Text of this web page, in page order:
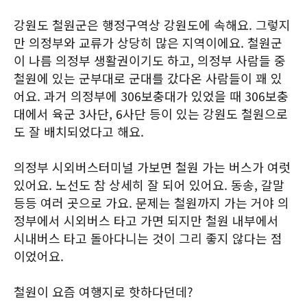
강원도 철원군은 행정구역상 강원도에 속해요. 그렇지
만 의정부와 교류가 상당히 많은 지역이에요. 철원군
이 나름 의정부 생활권이기도 하고, 의정부 사람들 중
철원에 있는 군부대로 군대를 갔다온 사람들이 꽤 있
어요. 과거 의정부에 306보충대가 있었을 때 306보충
대에서 육군 3사단, 6사단 등이 있는 강원도 철원으로
도 잘 배치되었다고 해요.
의정부 시외버스터미널 가보면 철원 가는 버스가 여럿
있어요. 노선도 참 상세히 잘 되어 있어요. 동송, 갈말
등등 여러 곳으로 가요. 문제는 철원까지 가는 거야 의
정부에서 시외버스 타고 가면 되지만 철원 내부에서
시내버스 타고 돌아다니는 것이 그리 좋지 않다는 점
이었어요.
철원이 요즘 여행지로 핫하다던데?